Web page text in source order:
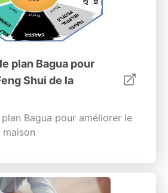
plan Bagua pour
Shui de la
Bagua pour améliorer le
maison